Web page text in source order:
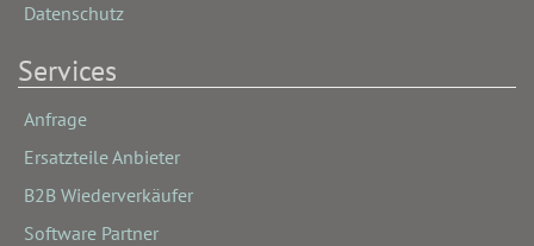
Datenschutz
Services
Anfrage
Ersatzteile Anbieter
B2B Wiederverkäufer
Software Partner